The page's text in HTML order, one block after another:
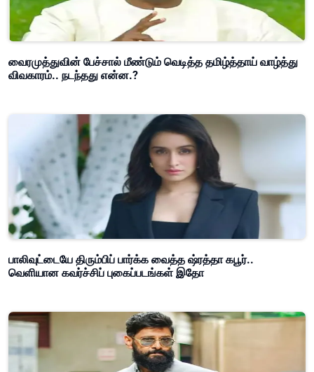
வைரமுத்துவின் பேச்சால் மீண்டும் வெடித்த தமிழ்த்தாய் வாழ்த்து
விவகாரம்.. நடந்தது என்ன.?
பாலிவுட்டையே திரும்பிப் பார்க்க வைத்த ஷ்ரத்தா கபூர்..
வெளியான கவர்ச்சிப் புகைப்படங்கள் இதோ